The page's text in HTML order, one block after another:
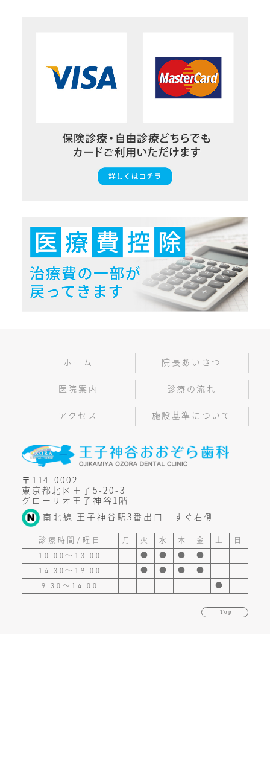
ホーム 院長あいさつ
医院案内 診療の流れ
アクセス 施設基準について
〒114-0002
東京都北区王子5-20-3
グローリオ王子神谷1階
南北線 王子神谷駅3番出口 すぐ右側
診療時間/曜日 月 火 水 木 金 土
日
10:00～13:00
― ● ● ● ● ―
―
14:30～19:00
― ● ● ● ● ―
―
9:30～14:00
― ― ― ― ― ● ―